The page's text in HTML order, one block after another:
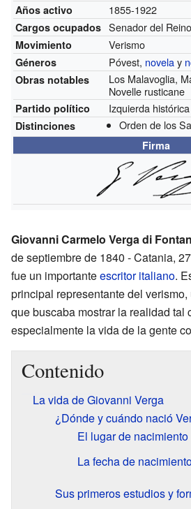
Años activo 1855-1922
Cargos ocupados Senador del
Movimiento Verismo
Géneros Póvest, novelay
Obras notables
Los Malavoglia,
Novelle rusticane
Partido político Izquierda histórica
Distinciones Orden de los
Firma
Giovanni Carmelo Verga di
de septiembre de 1840 - Catania,
fue un importanteescritor italiano.
principal representante del
que buscaba mostrar la realidad tal
especialmente la vida de la gente
Contenido
La vida de Giovanni Verga
¿Dónde y cuándo nació
El lugar de nacimiento
La fecha de
Sus primeros estudios y